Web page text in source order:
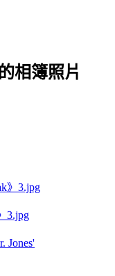
相簿照片
3.jpg